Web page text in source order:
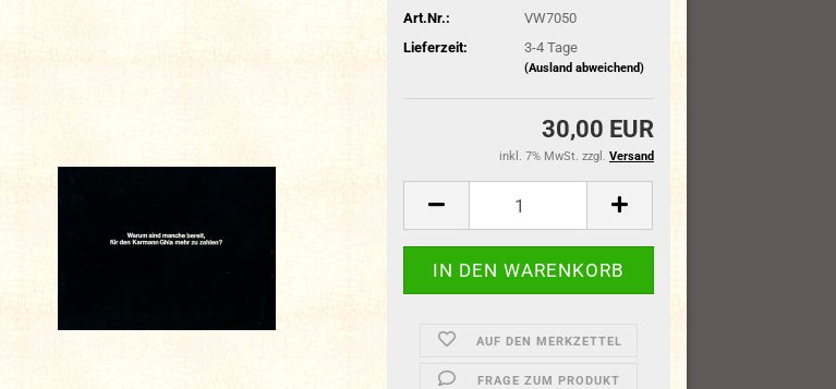
Art.Nr.:
VW7050
Lieferzeit:
3-4 Tage
(Ausland abweichend)
30,00 EUR
inkl. 7% MwSt. zzgl. Versand
AUF DEN MERKZETTEL
FRAGE ZUM PRODUKT